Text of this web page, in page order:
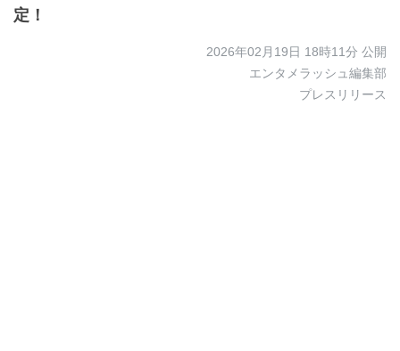
定！
2026年02月19日 18時11分 公開
エンタメラッシュ編集部
プレスリリース